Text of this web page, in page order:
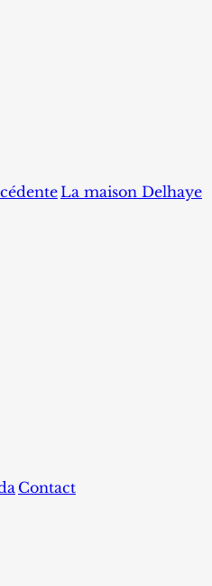
La maison Delhaye
Contact